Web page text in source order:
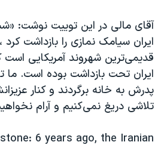
آقای مالی در این توییت نوشت:
قدیمی‌ترین شهروند آمریکایی است
ایران تحت بازداشت بوده است. ما
پدرش به خانه برگردند و کنار
تلاشی دریغ نمی‌کنیم و آرام
6 years ago, the Iranian